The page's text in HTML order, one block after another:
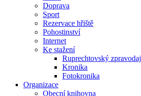
Doprava
Sport
Rezervace hřiště
Pohostinství
Internet
Ke stažení
Ruprechtovský zpravodaj
Kronika
Fotokronika
Organizace
Obecní knihovna